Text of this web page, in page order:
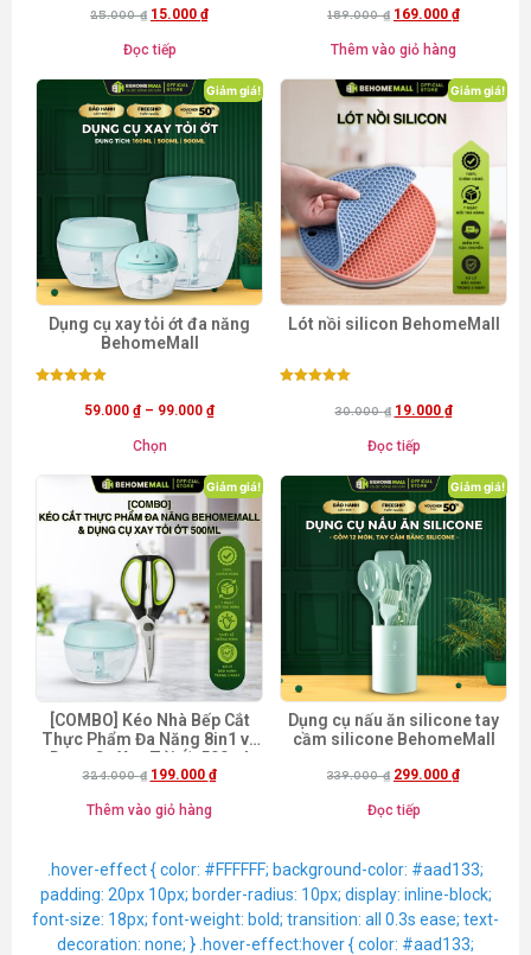
25.000₫ 15.000 ₫
Đọc tiếp
hạng189.000₫ 169.000 ₫
Thêm vào giỏ hàng
Giảm giá!
Dụng cụ xay tỏi ớt đa năng
BehomeMall
59.000 ₫ – 99.000 ₫
Chọn
Giảm giá!
Lót nồi silicon BehomeMall
30.000₫ 19.000 ₫
Đọc tiếp
Giảm giá!
[COMBO] Kéo Nhà Bếp Cắt
Thực Phẩm Đa Năng 8in1 và
Dụng Cụ Xay Tỏi Ớt 500ml
[Mã freeship BHMFS25]
324.000₫ 199.000 ₫
Thêm vào giỏ hàng
Giảm giá!
Dụng cụ nấu ăn silicone tay
cầm silicone BehomeMall
339.000₫ 299.000 ₫
Đọc tiếp
.hover-effect { color: #FFFFFF; background-color: #aad133;
padding: 20px 10px; border-radius: 10px; display: inline-block;
font-size: 18px; font-weight: bold; transition: all 0.3s ease; text-
decoration: none; } .hover-effect:hover { color: #aad133;